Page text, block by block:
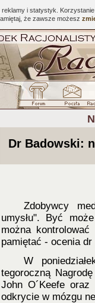
i statystyk.
że zawsze możesz
Dr Badowski:
Zdobywcy
umysłu". Być
można
pamiętać - ocenia
W
tegoroczną
John O´Keefe
odkrycie w mózgu